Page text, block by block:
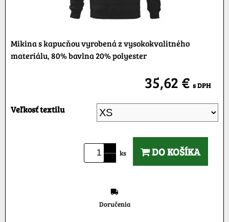
Mikina s kapucňou vyrobená z vysokokvalitného
materiálu, 80% bavlna 20% polyester
35,62 € s DPH
Veľkosť textilu
ks DO KOŠÍKA
Doručenia